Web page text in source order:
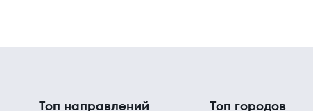
Топ направлений Топ городов